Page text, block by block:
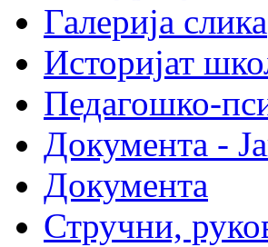
Галерија слика
Историјат
Педагошко-
Документа -
Документа
Стручни,